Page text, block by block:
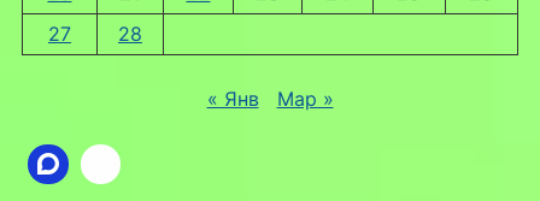
27
28
« Янв Мар »